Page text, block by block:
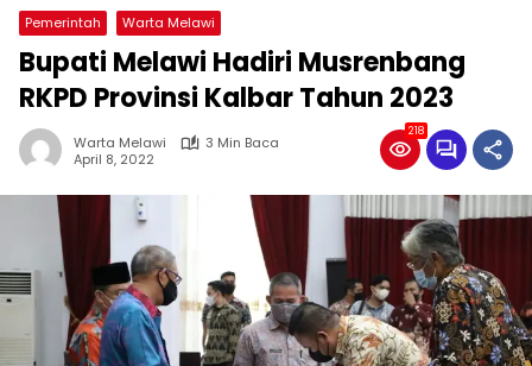
Pemerintah Warta Melawi
Bupati Melawi Hadiri Musrenbang
RKPD Provinsi Kalbar Tahun 2023
Warta Melawi
3 Min Baca
April 8, 2022
218